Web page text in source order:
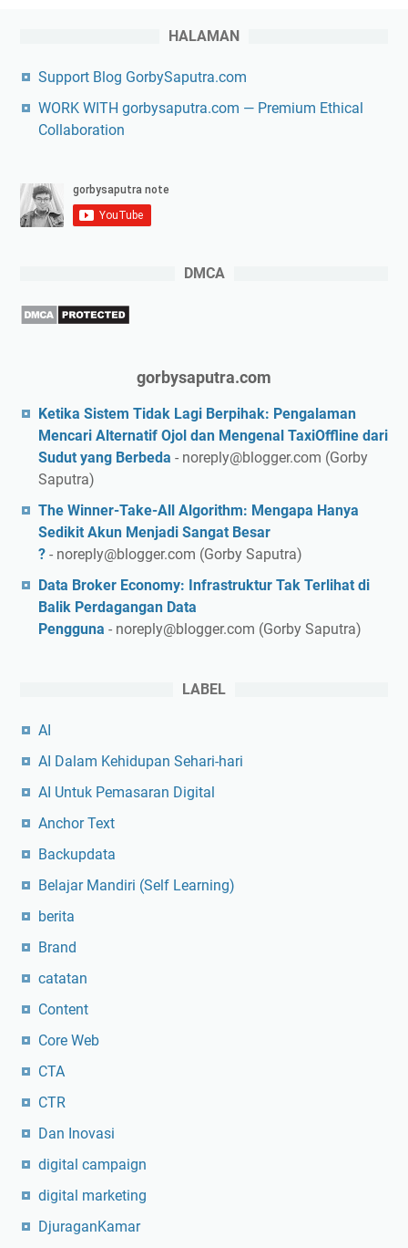
HALAMAN
Support Blog GorbySaputra.com
WORK WITH gorbysaputra.com — Premium Ethical
Collaboration
DMCA
gorbysaputra.com
Ketika Sistem Tidak Lagi Berpihak: Pengalaman
Mencari Alternatif Ojol dan Mengenal TaxiOffline dari
Sudut yang Berbeda - noreply@blogger.com (Gorby
Saputra)
The Winner-Take-All Algorithm: Mengapa Hanya
Sedikit Akun Menjadi Sangat Besar
? - noreply@blogger.com (Gorby Saputra)
Data Broker Economy: Infrastruktur Tak Terlihat di
Balik Perdagangan Data
Pengguna - noreply@blogger.com (Gorby Saputra)
LABEL
AI
AI Dalam Kehidupan Sehari-hari
AI Untuk Pemasaran Digital
Anchor Text
Backupdata
Belajar Mandiri (Self Learning)
berita
Brand
catatan
Content
Core Web
CTA
CTR
Dan Inovasi
digital campaign
digital marketing
DjuraganKamar